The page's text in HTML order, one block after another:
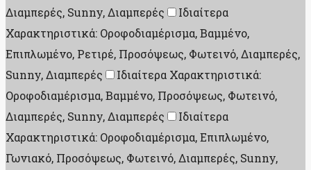
Διαμπερές, Sunny, Διαμπερές
Ιδιαίτερα
Χαρακτηριστικά: Οροφοδιαμέρισμα, Βαμμένο,
Επιπλωμένο, Ρετιρέ, Προσόψεως, Φωτεινό, Διαμπερές,
Sunny, Διαμπερές
Ιδιαίτερα Χαρακτηριστικά:
Οροφοδιαμέρισμα, Βαμμένο, Προσόψεως, Φωτεινό,
Διαμπερές, Sunny, Διαμπερές
Ιδιαίτερα
Χαρακτηριστικά: Οροφοδιαμέρισμα, Επιπλωμένο,
Γωνιακό, Προσόψεως, Φωτεινό, Διαμπερές, Sunny,